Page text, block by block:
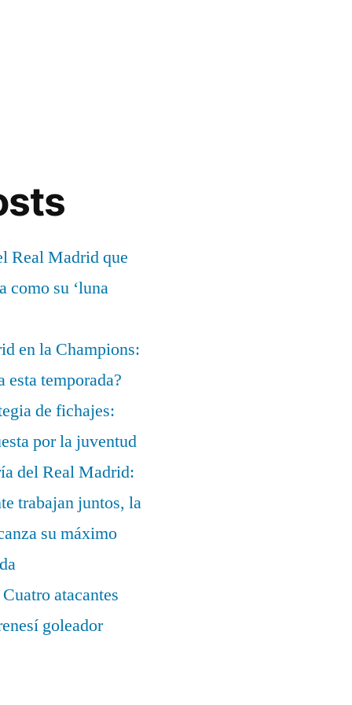
Real Madrid que
como su ‘luna
en la Champions:
esta temporada?
de fichajes:
por la juventud
del Real Madrid:
trabajan juntos, la
su máximo
atacantes
goleador